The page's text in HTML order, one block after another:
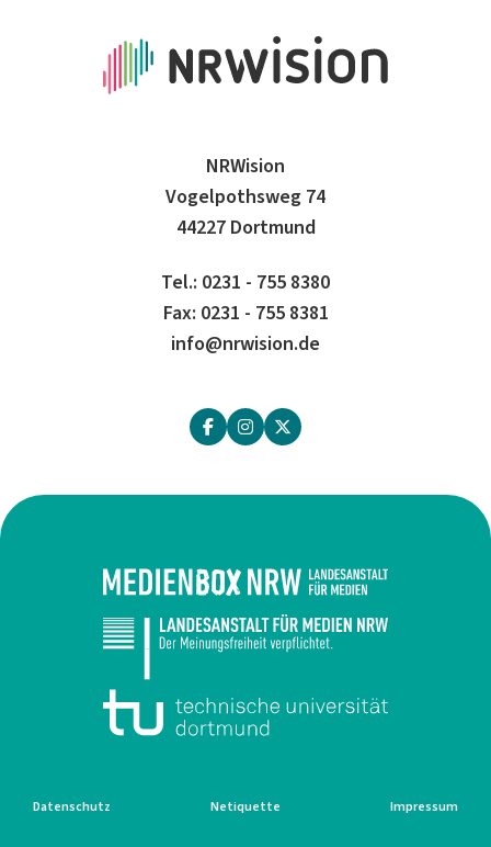
NRWision
Vogelpothsweg 74
44227 Dortmund
Tel.: 0231 - 755 8380
Fax: 0231 - 755 8381
info@nrwision.de
Datenschutz Netiquette Impressum